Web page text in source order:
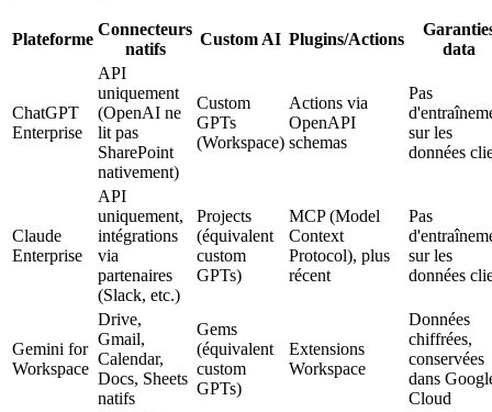
Plateforme
Connecteurs
natifs
Custom AI Plugins/Actions
data
ChatGPT
Enterprise
API
uniquement
(OpenAI ne
lit pas
SharePoint
nativement)
Custom
GPTs
(Workspace)
Actions via
OpenAPI
schemas
Pas
sur les
données
Claude
Enterprise
API
uniquement,
intégrations
via
partenaires
(Slack, etc.)
Projects
(équivalent
custom
GPTs)
MCP (Model
Context
Protocol), plus
récent
Pas
sur les
données
Gemini for
Workspace
Drive,
Gmail,
Calendar,
Docs, Sheets
natifs
Gems
(équivalent
custom
GPTs)
Extensions
Workspace
Données
chiffrées,
conservées
dans
Cloud